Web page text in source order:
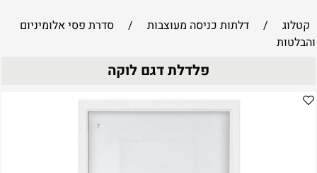
קטלוג / דלתות כניסה מעוצבות /
סדרת פסי אלומיניום
והבלטות
פלדלת דגם לוקה